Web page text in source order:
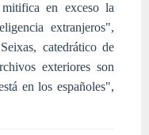
en exceso la
extranjeros",
catedrático de
exteriores son
en los españoles",